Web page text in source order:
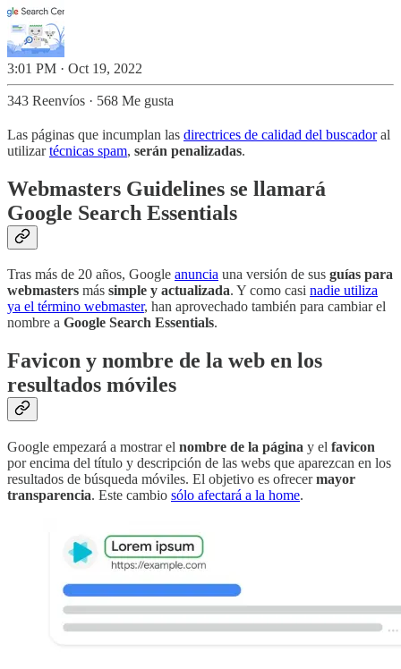
3:01 PM · Oct 19, 2022
343 Reenvíos · 568 Me gusta
Las páginas que incumplan las directrices de calidad del buscadoral
utilizartécnicas spam, serán penalizadas.
Webmasters Guidelines se llamará
Google Search Essentials
Tras más de 20 años, Google anuncia una versión de sus guías para
webmasters más simple y actualizada. Y como casi nadie utiliza
ya el término webmaster, han aprovechado también para cambiar el
nombre a Google Search Essentials.
Favicon y nombre de la web en los
resultados móviles
Google empezará a mostrar el nombre de la página y el favicon
por encima del título y descripción de las webs que aparezcan en los
resultados de búsqueda móviles. El objetivo es ofrecermayor
transparencia. Este cambio sólo afectará a la home.